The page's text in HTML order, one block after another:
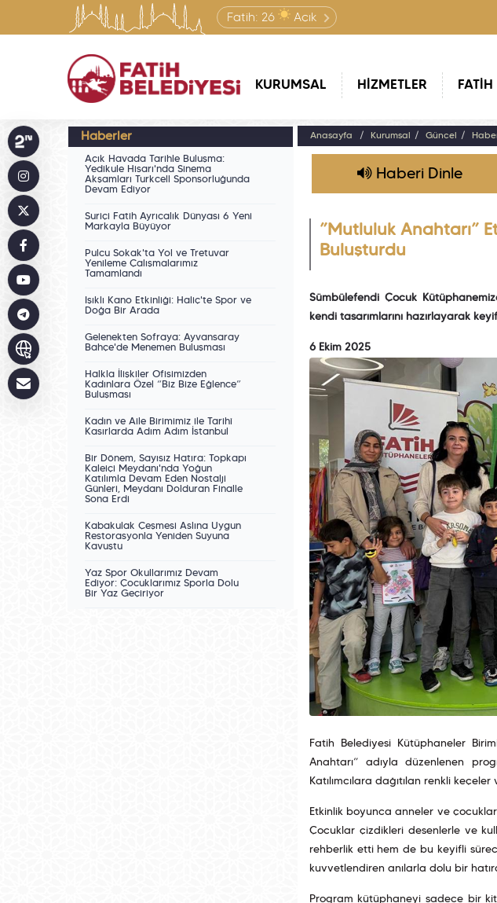
Fatih: 26 Açık
KURUMSAL HİZMETLER FATİH
Haberler
Açık Havada Tarihle Buluşma:
Yedikule Hisarı'nda Sinema
Akşamları Turkcell Sponsorluğunda
Devam Ediyor
Suriçi Fatih Ayrıcalık Dünyası 6 Yeni
Markayla Büyüyor
Pulcu Sokak'ta Yol ve Tretuvar
Yenileme Çalışmalarımız
Tamamlandı
Işıklı Kano Etkinliği: Haliç'te Spor ve
Doğa Bir Arada
Gelenekten Sofraya: Ayvansaray
Bahçe'de Menemen Buluşması
Halkla İlişkiler Ofisimizden
Kadınlara Özel “Biz Bize Eğlence”
Buluşması
Kadın ve Aile Birimimiz ile Tarihî
Kasırlarda Adım Adım İstanbul
Bir Dönem, Sayısız Hatıra: Topkapı
Kaleiçi Meydanı'nda Yoğun
Katılımla Devam Eden Nostalji
Günleri, Meydanı Dolduran Finalle
Sona Erdi
Kabakulak Çeşmesi Aslına Uygun
Restorasyonla Yeniden Suyuna
Kavuştu
Yaz Spor Okullarımız Devam
Ediyor: Çocuklarımız Sporla Dolu
Bir Yaz Geçiriyor
Anasayfa Kurumsal Güncel
Haberi Dinle
”Mutluluk Anahtarı”
Buluşturdu
Sümbülefendi Çocuk
kendi tasarımlarını hazırlayarak
6 Ekim 2025
Fatih Belediyesi Kütüphaneler
Anahtarı” adıyla düzenlenen
Katılımcılara dağıtılan renkli
Etkinlik boyunca anneler ve
Çocuklar çizdikleri desenlerle ve
rehberlik etti hem de bu keyifli
kuvvetlendiren anılarla dolu bir
Program kütüphaneyi sadece bir